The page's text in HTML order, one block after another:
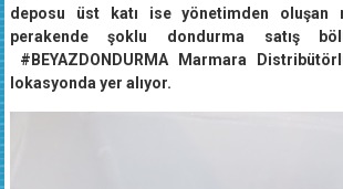
deposu üst katı ise yönetimden oluşan
perakende şoklu dondurma satış
#BEYAZDONDURMA Marmara
lokasyonda yer alıyor.